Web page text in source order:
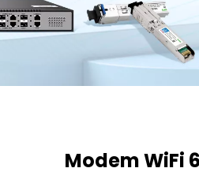
Modem WiFi